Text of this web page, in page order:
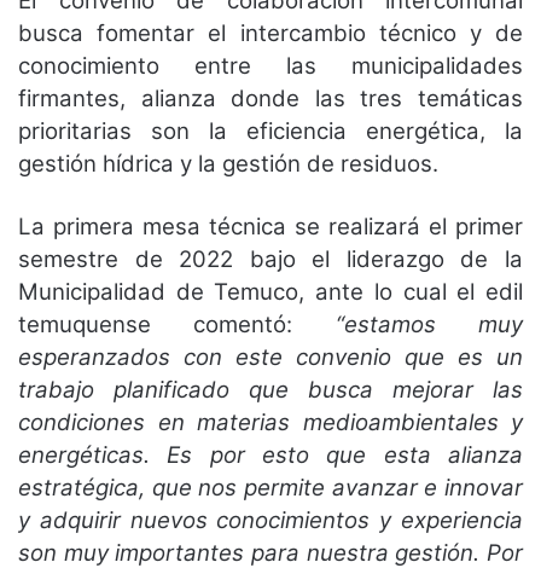
busca fomentar el intercambio técnico y de
conocimiento entre las municipalidades
firmantes, alianza donde las tres temáticas
prioritarias son la eficiencia energética, la
gestión hídrica y la gestión de residuos.
La primera mesa técnica se realizará el primer
semestre de 2022 bajo el liderazgo de la
Municipalidad de Temuco, ante lo cual el edil
temuquense comentó: “estamos muy
esperanzados con este convenio que es un
trabajo planificado que busca mejorar las
condiciones en materias medioambientales y
energéticas. Es por esto que esta alianza
estratégica, que nos permite avanzar e innovar
y adquirir nuevos conocimientos y experiencia
son muy importantes para nuestra gestión. Por